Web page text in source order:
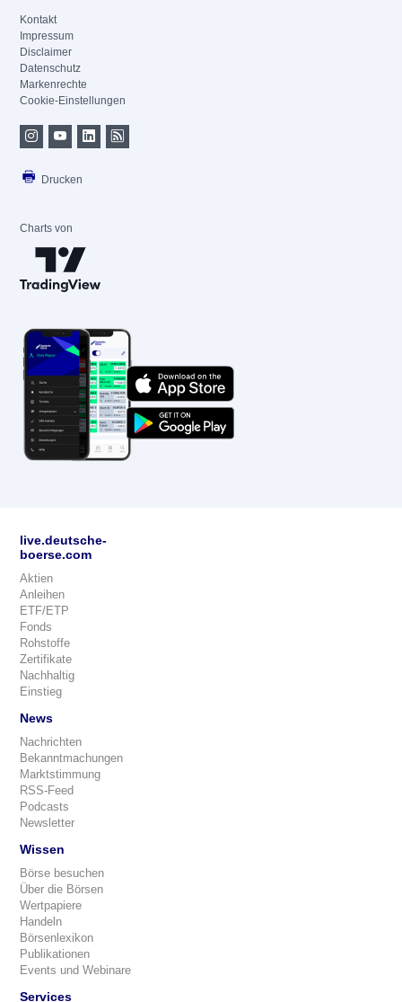
Kontakt
Impressum
Disclaimer
Datenschutz
Markenrechte
Cookie-Einstellungen
Drucken
Charts von
live.deutsche-
boerse.com
Aktien
Anleihen
ETF/ETP
Fonds
Rohstoffe
Zertifikate
Nachhaltig
Einstieg
News
Nachrichten
Bekanntmachungen
Marktstimmung
RSS-Feed
Podcasts
Newsletter
Wissen
Börse besuchen
Über die Börsen
Wertpapiere
Handeln
Börsenlexikon
Publikationen
Events und Webinare
Services